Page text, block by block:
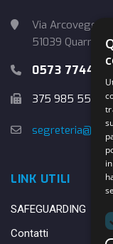
Via Arcoveggio, 4
51039 Quarrata
0573 774457
375 985 5526
LINK UTILI
SAFEGUARDING
Contatti